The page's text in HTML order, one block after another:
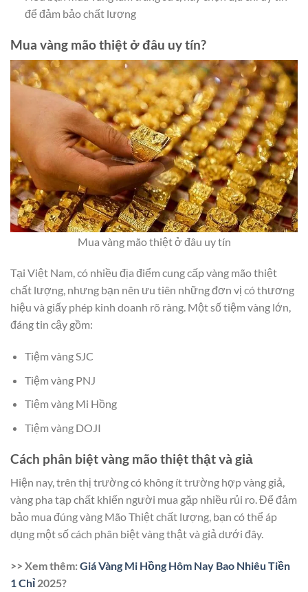
để đảm bảo chất lượng
Mua vàng mão thiệt ở đâu uy tín?
Mua vàng mão thiệt ở đâu uy tín
Tại Việt Nam, có nhiều địa điểm cung cấp vàng mão thiệt
chất lượng, nhưng bạn nên ưu tiên những đơn vị có thương
hiệu và giấy phép kinh doanh rõ ràng. Một số tiệm vàng lớn,
đáng tin cậy gồm:
Tiệm vàng SJC
Tiệm vàng PNJ
Tiệm vàng Mi Hồng
Tiệm vàng DOJI
Cách phân biệt vàng mão thiệt thật và giả
Hiện nay, trên thị trường có không ít trường hợp vàng giả,
vàng pha tạp chất khiến người mua gặp nhiều rủi ro. Để đảm
bảo mua đúng vàng Mão Thiệt chất lượng, bạn có thể áp
dụng một số cách phân biệt vàng thật và giả dưới đây.
>> Xem thêm:Giá Vàng Mi Hồng Hôm Nay Bao Nhiêu Tiền
1 Chỉ 2025?